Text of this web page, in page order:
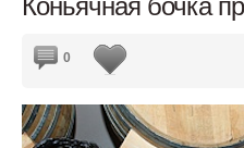
Коньячная бочка
0